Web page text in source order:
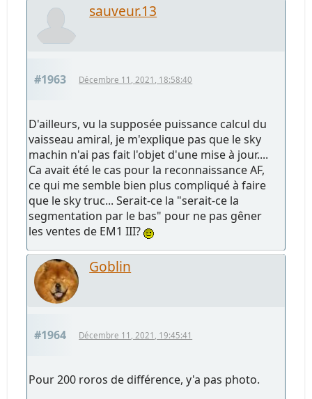
sauveur.13
#1963 Décembre 11, 2021, 18:58:40
D'ailleurs, vu la supposée puissance calcul du
vaisseau amiral, je m'explique pas que le sky
machin n'ai pas fait l'objet d'une mise à jour....
Ca avait été le cas pour la reconnaissance AF,
ce qui me semble bien plus compliqué à faire
que le sky truc... Serait-ce la "serait-ce la
segmentation par le bas" pour ne pas gêner
les ventes de EM1 III?
Goblin
#1964 Décembre 11, 2021, 19:45:41
Pour 200 roros de différence, y'a pas photo.